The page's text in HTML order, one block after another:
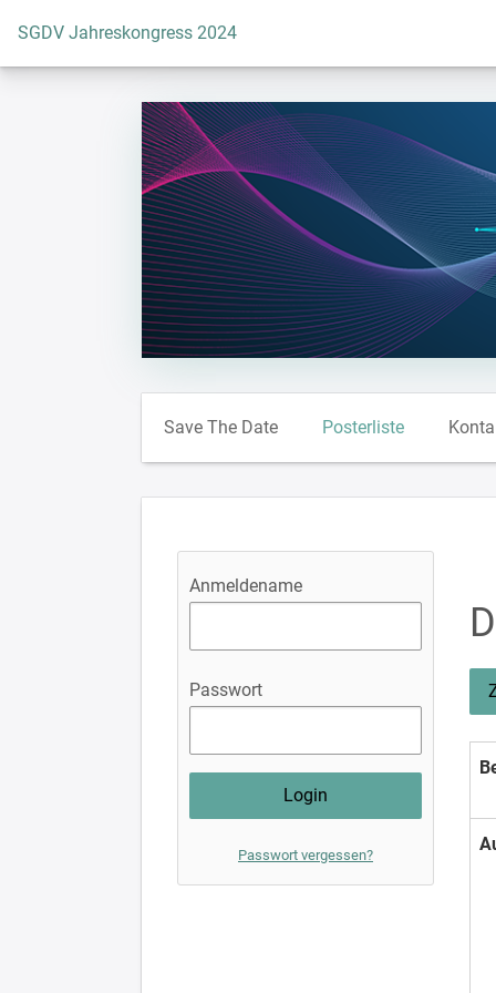
Zur Startseite
SGDV Jahreskongress 2024
Save The Date Posterliste
Anmeldename
Passwort
Passwort vergessen?